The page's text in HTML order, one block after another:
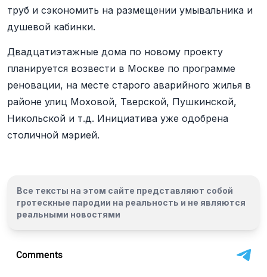
труб и сэкономить на размещении умывальника и
душевой кабинки.
Двадцатиэтажные дома по новому проекту
планируется возвести в Москве по программе
реновации, на месте старого аварийного жилья в
районе улиц Моховой, Тверской, Пушкинской,
Никольской и т.д. Инициатива уже одобрена
столичной мэрией.
Все тексты на этом сайте представляют собой
гротескные пародии на реальность и не являются
реальными новостями